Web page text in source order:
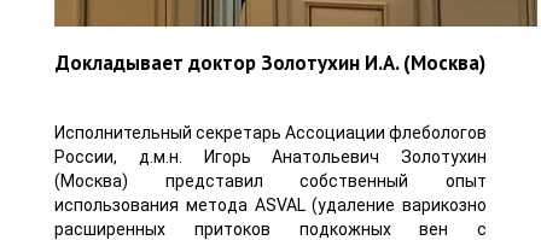
Докладывает доктор Золотухин И.А. (Москва)
Исполнительный секретарь Ассоциации флебологов
России, д.м.н. Игорь Анатольевич Золотухин
(Москва) представил собственный опыт
использования метода ASVAL (удаление варикозно
расширенных притоков подкожных вен с